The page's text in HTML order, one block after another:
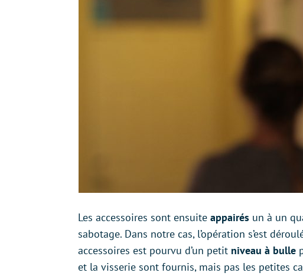
Les accessoires sont ensuite appairés un à un
sabotage. Dans notre cas, l’opération s’est
accessoires est pourvu d’un petit niveau à bulle
et la visserie sont fournis, mais pas les petites